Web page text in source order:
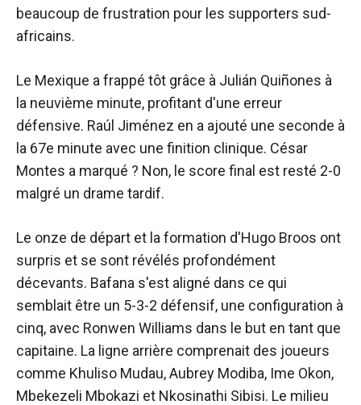
beaucoup de frustration pour les supporters sud-
africains.
Le Mexique a frappé tôt grâce à Julián Quiñones à
la neuvième minute, profitant d'une erreur
défensive. Raúl Jiménez en a ajouté une seconde à
la 67e minute avec une finition clinique. César
Montes a marqué ? Non, le score final est resté 2-0
malgré un drame tardif.
Le onze de départ et la formation d'Hugo Broos ont
surpris et se sont révélés profondément
décevants. Bafana s'est aligné dans ce qui
semblait être un 5-3-2 défensif, une configuration à
cinq, avec Ronwen Williams dans le but en tant que
capitaine. La ligne arrière comprenait des joueurs
comme Khuliso Mudau, Aubrey Modiba, Ime Okon,
Mbekezeli Mbokazi et Nkosinathi Sibisi. Le milieu